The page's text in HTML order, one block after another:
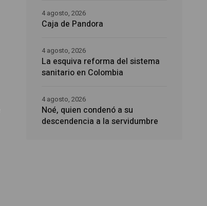
Caja de Pandora
4 agosto, 2026
La esquiva reforma del sistema
sanitario en Colombia
4 agosto, 2026
Noé, quien condenó a su
descendencia a la servidumbre
4 agosto, 2026